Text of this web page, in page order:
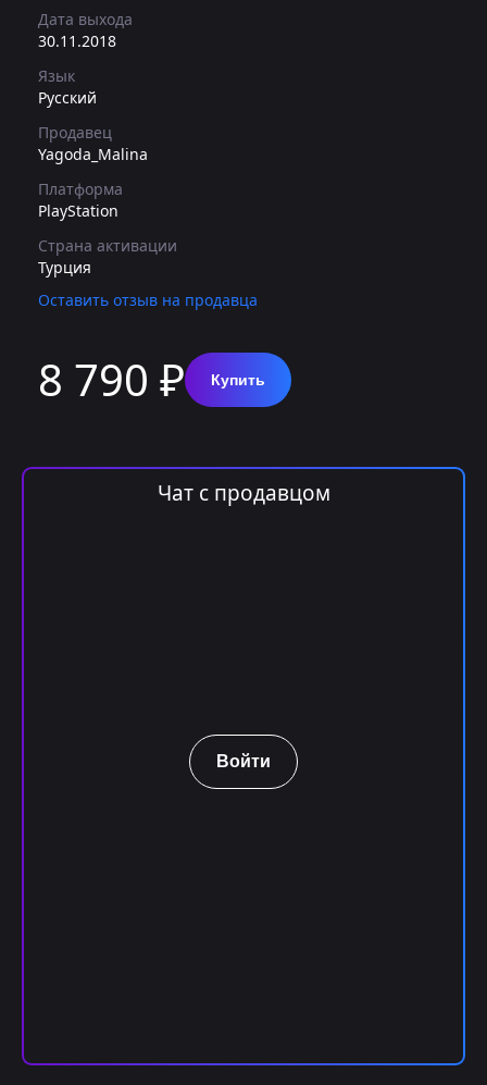
Дата выхода
30.11.2018
Язык
Русский
Продавец
Yagoda_Malina
Платформа
PlayStation
Страна активации
Турция
Оставить отзыв на продавца
8 790 ₽ Купить
Чат с продавцом
Войти